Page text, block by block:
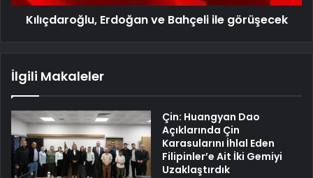
Kılıçdaroğlu, Erdoğan ve Bahçeli ile görüşecek
İlgili Makaleler
Çin: Huangyan Dao
Açıklarında Çin
Karasularını İhlal Eden
Filipinler’e Ait İki Gemiyi
Uzaklaştırdık